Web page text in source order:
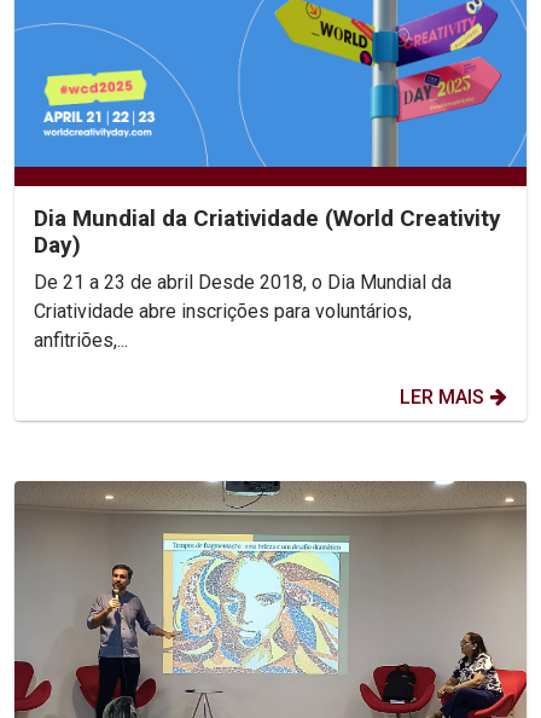
Dia Mundial da Criatividade (World Creativity
Day)
De 21 a 23 de abril Desde 2018, o Dia Mundial da
Criatividade abre inscrições para voluntários,
anfitriões,...
LER MAIS